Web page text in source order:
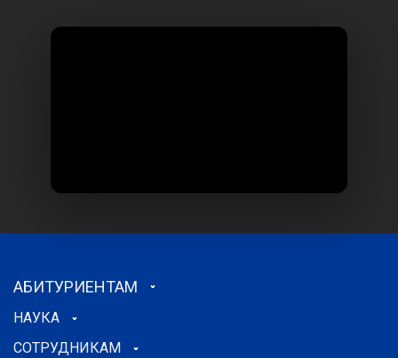
АБИТУРИЕНТАМ
НАУКА
СОТРУДНИКАМ